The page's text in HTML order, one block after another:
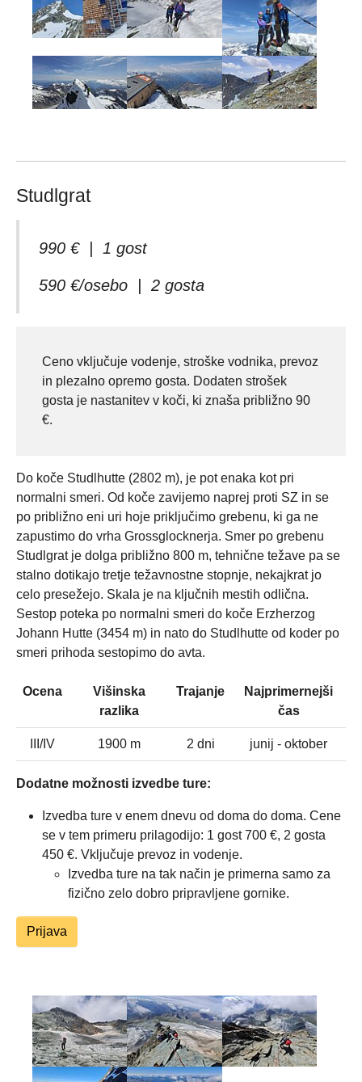
Studlgrat
990 € | 1 gost
590 €/osebo | 2 gosta
Ceno vključuje vodenje, stroške vodnika, prevoz
in plezalno opremo gosta. Dodaten strošek
gosta je nastanitev v koči, ki znaša približno 90
€.
Do koče Studlhutte (2802 m), je pot enaka kot pri
normalni smeri. Od koče zavijemo naprej proti SZ in se
po približno eni uri hoje priključimo grebenu, ki ga ne
zapustimo do vrha Grossglocknerja. Smer po grebenu
Studlgrat je dolga približno 800 m, tehnične težave pa se
stalno dotikajo tretje težavnostne stopnje, nekajkrat jo
celo presežejo. Skala je na ključnih mestih odlična.
Sestop poteka po normalni smeri do koče Erzherzog
Johann Hutte (3454 m) in nato do Studlhutte od koder po
smeri prihoda sestopimo do avta.
Ocena
Višinska
razlika
Trajanje
Najprimernejši
čas
III/IV 1900 m 2 dni junij - oktober
Dodatne možnosti izvedbe ture:
Izvedba ture v enem dnevu od doma do doma. Cene
se v tem primeru prilagodijo: 1 gost 700 €, 2 gosta
450 €. Vključuje prevoz in vodenje.
Izvedba ture na tak način je primerna samo za
fizično zelo dobro pripravljene gornike.
Prijava